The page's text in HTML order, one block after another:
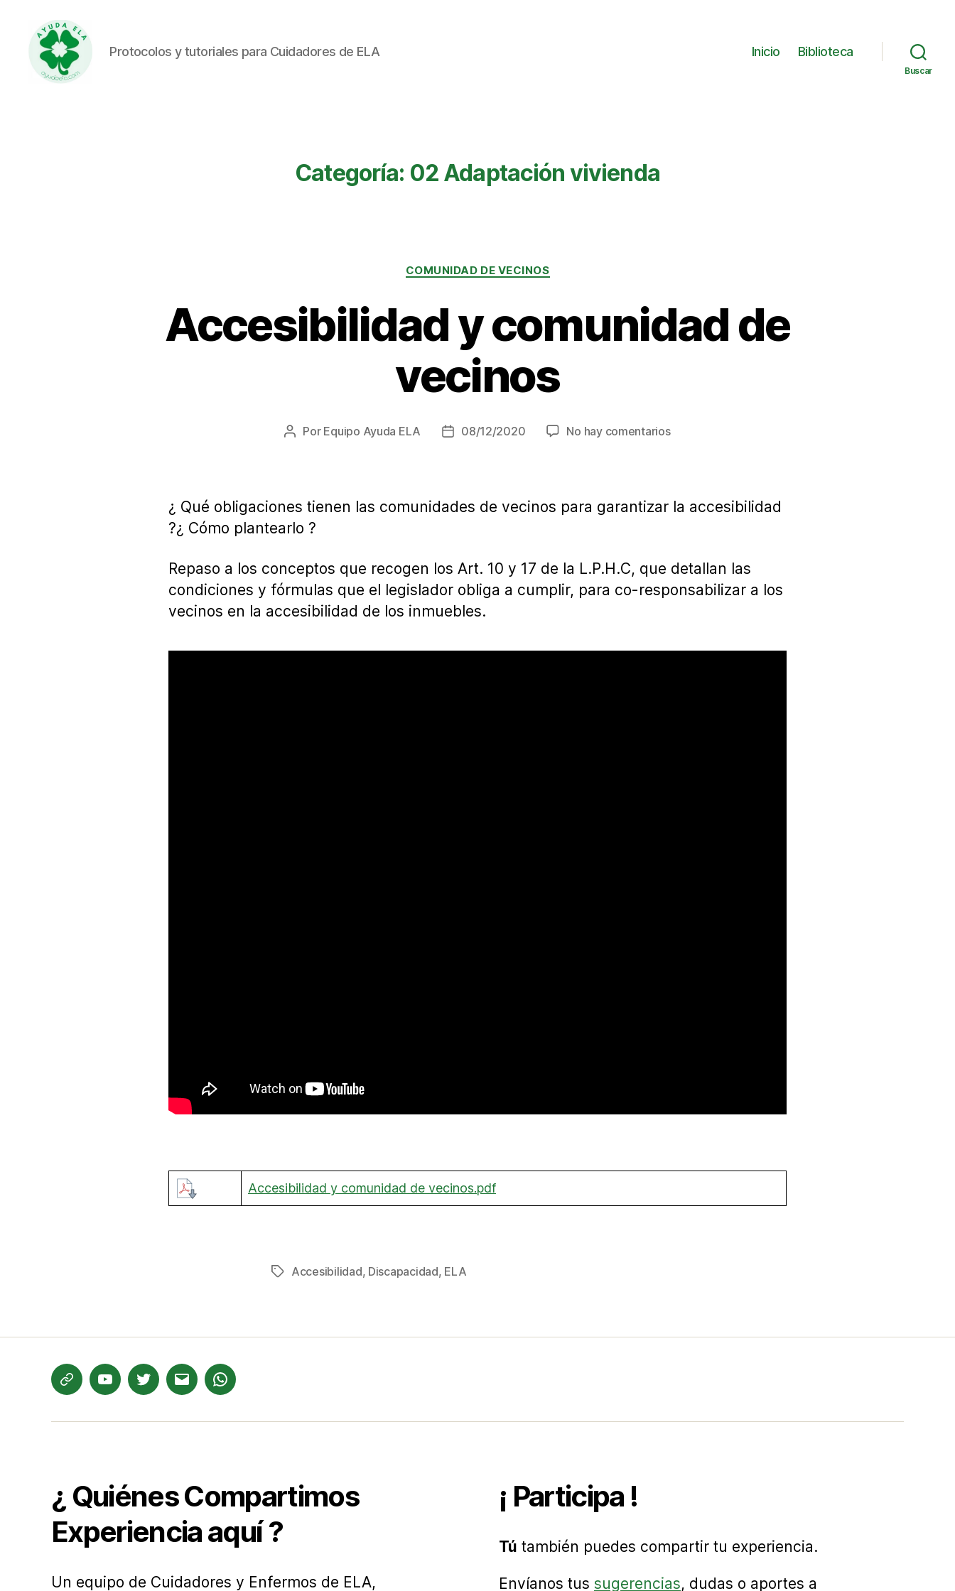
Protocolos y tutoriales para Cuidadores de ELA Inicio Biblioteca
Buscar
Categoría: 02 Adaptación vivienda
Categorías
COMUNIDAD DE VECINOS
Accesibilidad y comunidad de
vecinos
Autor
Por Equipo Ayuda ELA
Fecha08/12/2020 No hay comentariosen
de
vecinos
¿ Qué obligaciones tienen las comunidades de vecinos para garantizar la accesibilidad
?¿ Cómo plantearlo ?
Repaso a los conceptos que recogen los Art. 10 y 17 de la L.P.H.C, que detallan las
condiciones y fórmulas que el legislador obliga a cumplir, para co-responsabilizar a los
vecinos en la accesibilidad de los inmuebles.
Accesibilidad y comunidad de vecinos.pdf
Etiquetas
Accesibilidad, Discapacidad, ELA
Te
YouTubeTwitterCorreoWhatsApp
¿ Quiénes Compartimos
Experiencia aquí ?
Un equipo de Cuidadores y Enfermos de ELA,
¡ Participa !
Tú también puedes compartir tu experiencia.
Envíanos tus sugerencias, dudas o aportes a